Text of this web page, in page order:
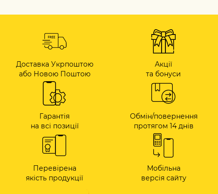
Доставка Укрпоштою
або Новою Поштою
Акції
та бонуси
Гарантія
на всі позиції
Обмін/повернення
протягом 14 днів
Перевірена
якість продукції
Мобільна
версія сайту